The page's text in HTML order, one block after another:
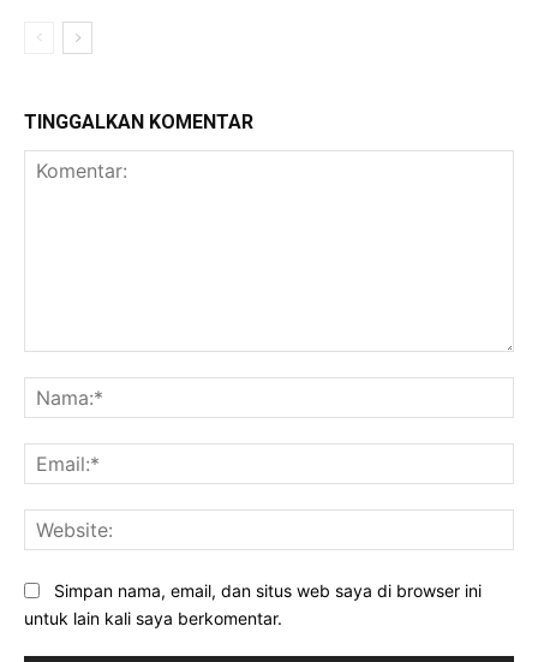
TINGGALKAN KOMENTAR
Simpan nama, email, dan situs web saya di browser ini
untuk lain kali saya berkomentar.